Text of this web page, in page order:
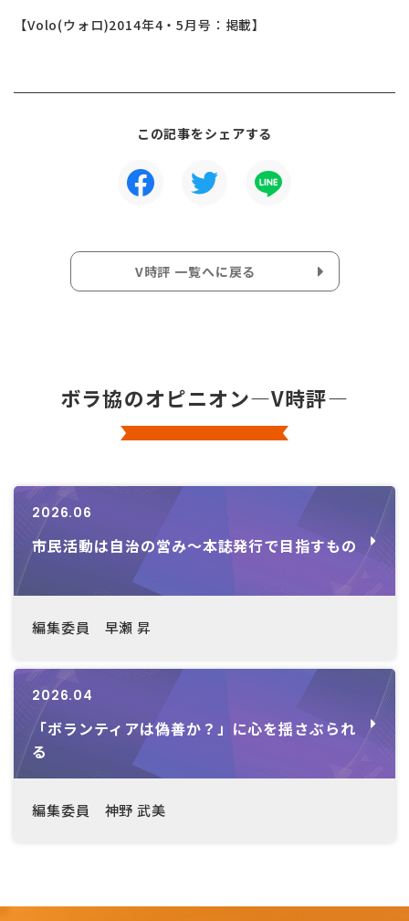
【Volo(ウォロ)2014年4・5月号：掲載】
この記事をシェアする
V時評 一覧へに戻る
ボラ協のオピニオン―V時評―
2026.06
市民活動は自治の営み～本誌発行で目指すもの
編集委員 早瀬 昇
2026.04
「ボランティアは偽善か？」に心を揺さぶられ
る
編集委員 神野 武美